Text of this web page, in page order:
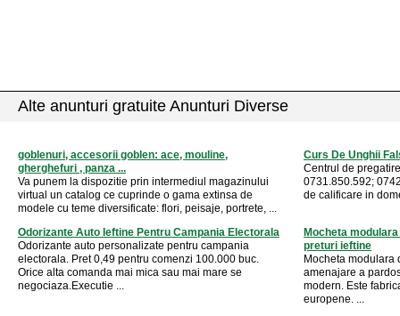
Alte anunturi gratuite Anunturi Diverse
goblenuri, accesorii goblen: ace, mouline,
gherghefuri , panza ...
Va punem la dispozitie prin intermediul magazinului
virtual un catalog ce cuprinde o gama extinsa de
modele cu teme diversificate: flori, peisaje, portrete, ...
Curs De Unghii
Centrul de
0731.850.592;
de calificare in
Odorizante Auto Ieftine Pentru Campania Electorala
Odorizante auto personalizate pentru campania
electorala. Pret 0,49 pentru comenzi 100.000 buc.
Orice alta comanda mai mica sau mai mare se
negociaza.Executie ...
Mocheta
preturi ieftine
Mocheta modulara
amenajare a
modern. Este
europene. ...